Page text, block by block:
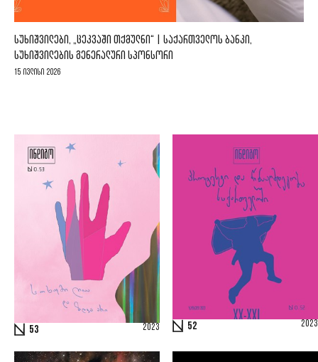
ᲡᲣᲮᲘᲨᲕᲘᲚᲔᲑᲘ, „ᲪᲔᲙᲕᲐᲨᲘ ᲗᲥᲛᲣᲚᲜᲘ“ | ᲡᲐᲥᲐᲠᲗᲕᲔᲚᲝᲡ ᲑᲐᲜᲙᲘ,
ᲡᲣᲮᲘᲨᲕᲘᲚᲔᲑᲘᲡ ᲒᲔᲜᲔᲠᲐᲚᲣᲠᲘ ᲡᲞᲝᲜᲡᲝᲠᲘ
15 ივლისი 2026
53 2023 52 2023